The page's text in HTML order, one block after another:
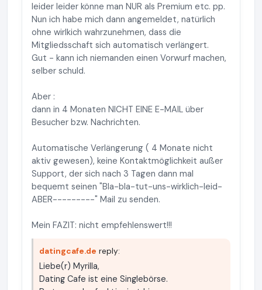
leider leider könne man NUR als Premium etc. pp.
Nun ich habe mich dann angemeldet, natürlich
ohne wirlkich wahrzunehmen, dass die
Mitgliedsschaft sich automatisch verlängert.
Gut - kann ich niemanden einen Vorwurf machen,
selber schuld.
Aber :
dann in 4 Monaten NICHT EINE E-MAIL über
Besucher bzw. Nachrichten.
Automatische Verlängerung ( 4 Monate nicht
aktiv gewesen), keine Kontaktmöglichkeit außer
Support, der sich nach 3 Tagen dann mal
bequemt seinen "Bla-bla-tut-uns-wirklich-leid-
ABER---------" Mail zu senden.
Mein FAZIT: nicht empfehlenswert!!!
datingcafe.de reply:
Liebe(r) Myrilla,
Dating Cafe ist eine Singlebörse.